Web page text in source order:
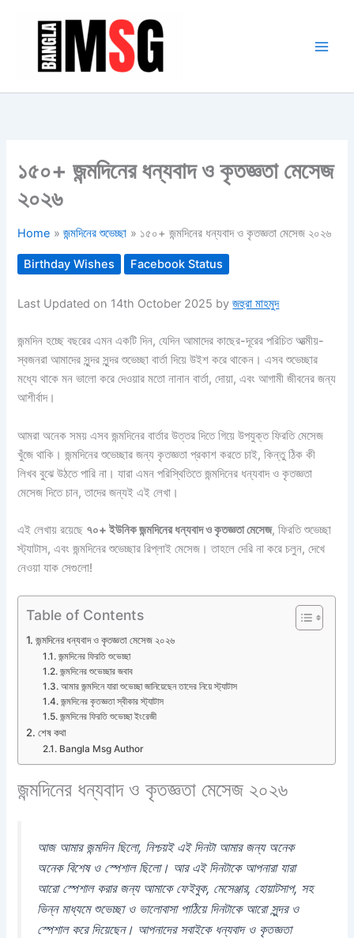
১৫০+ জন্মদিনের ধন্যবাদ ও কৃতজ্ঞতা মেসেজ
২০২৬
Home জন্মদিনের শুভেচ্ছা ১৫০+ জন্মদিনের ধন্যবাদ ও কৃতজ্ঞতা মেসেজ ২০২৬
Birthday Wishes Facebook Status
Last Updated on 14th October 2025 byজহুরা মাহমুদ
জন্মদিন হচ্ছে বছরের এমন একটি দিন, যেদিন আমাদের কাছের-দূরের পরিচিত আত্মীয়-
স্বজনরা আমাদের সুন্দর সুন্দর শুভেচ্ছা বার্তা দিয়ে উইশ করে থাকেন। এসব শুভেচ্ছার
মধ্যে থাকে মন ভালো করে দেওয়ার মতো নানান বার্তা, দোয়া, এবং আগামী জীবনের জন্য
আশীর্বাদ।
আমরা অনেক সময় এসব জন্মদিনের বার্তার উত্তর দিতে গিয়ে উপযুক্ত ফিরতি মেসেজ
খুঁজে থাকি। জন্মদিনের শুভেচ্ছার জন্য কৃতজ্ঞতা প্রকাশ করতে চাই, কিন্তু ঠিক কী
লিখব বুঝে উঠতে পারি না। যারা এমন পরিস্থিতিতে জন্মদিনের ধন্যবাদ ও কৃতজ্ঞতা
মেসেজ দিতে চান, তাদের জন্যই এই লেখা।
এই লেখায় রয়েছে ৭০+ ইউনিক জন্মদিনের ধন্যবাদ ও কৃতজ্ঞতা মেসেজ, ফিরতি শুভেচ্ছা
স্ট্যাটাস, এবং জন্মদিনের শুভেচ্ছার রিপ্লাই মেসেজ। তাহলে দেরি না করে চলুন, দেখে
নেওয়া যাক সেগুলো!
Table of Contents
জন্মদিনের ধন্যবাদ ও কৃতজ্ঞতা মেসেজ ২০২৬
জন্মদিনের ফিরতি শুভেচ্ছা
জন্মদিনের শুভেচ্ছার জবাব
আমার জন্মদিনে যারা শুভেচ্ছা জানিয়েছেন তাদের নিয়ে স্ট্যাটাস
জন্মদিনের কৃতজ্ঞতা স্বীকার স্ট্যাটাস
জন্মদিনের ফিরতি শুভেচ্ছা ইংরেজী
শেষ কথা
Bangla Msg Author
জন্মদিনের ধন্যবাদ ও কৃতজ্ঞতা মেসেজ ২০২৬
আজ আমার জন্মদিন ছিলো, নিশ্চয়ই এই দিনটা আমার জন্য অনেক
অনেক বিশেষ ও স্পেশাল ছিলো। আর এই দিনটাকে আপনারা যারা
আরো স্পেশাল করার জন্য আমাকে ফেইবুক, মেসেঞ্জার, হোয়াটসাপ, সহ
ভিন্ন মাধ্যমে শুভেচ্ছা ও ভালোবাসা পাঠিয়ে দিনটাকে আরো সুন্দর ও
স্পেশাল করে দিয়েছেন। আপনাদের সবাইকে ধন্যবাদ ও কৃতজ্ঞতা